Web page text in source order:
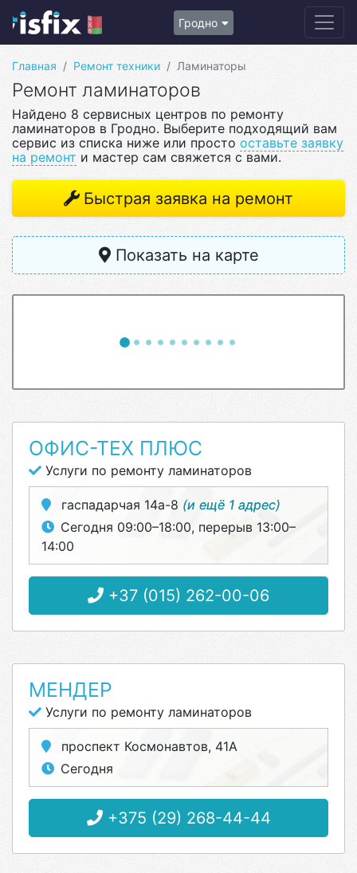
Гродно
Главная Ремонт техники Ламинаторы
Ремонт ламинаторов
Найдено 8 сервисных центров по ремонту
ламинаторов в Гродно. Выберите подходящий вам
сервис из списка ниже или просто оставьте заявку
на ремонт и мастер сам свяжется с вами.
Быстрая заявка на ремонт
Показать на карте
ОФИС-ТЕХ ПЛЮС
Услуги по ремонту ламинаторов
гаспадарчая 14а-8 (и ещё 1 адрес)
Сегодня 09:00–18:00, перерыв 13:00–
14:00
+37 (015) 262-00-06
МЕНДЕР
Услуги по ремонту ламинаторов
проспект Космонавтов, 41А
Сегодня
+375 (29) 268-44-44